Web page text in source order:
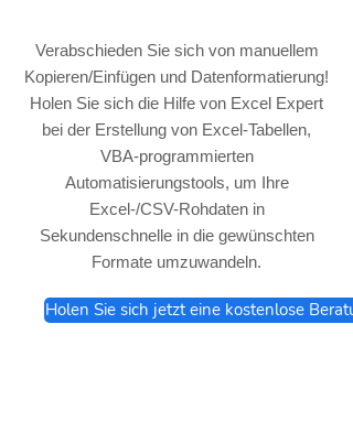
Verabschieden Sie sich von manuellem
Kopieren/Einfügen und Datenformatierung!
Holen Sie sich die Hilfe von Excel Expert
bei der Erstellung von Excel-Tabellen,
VBA-programmierten
Automatisierungstools, um Ihre
Excel-/CSV-Rohdaten in
Sekundenschnelle in die gewünschten
Formate umzuwandeln.
Holen Sie sich jetzt eine kostenlose